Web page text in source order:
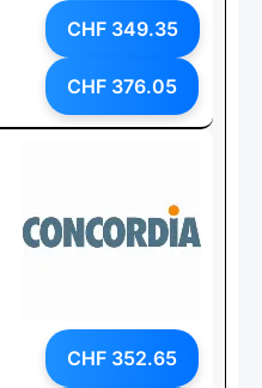
CHF 349.35
CHF 376.05
CHF 352.65